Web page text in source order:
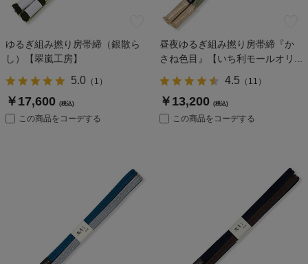
ゆるぎ組み撚り房帯締（銀散ら
し）【翠嵐工房】
5.0（ 1 ）
￥17,600 (税込)
この商品をコーデする
昼夜ゆるぎ組み撚り房帯締『か
さね色目』【いち利モールオリ...
4.5 （ 11 ）
￥13,200 (税込)
この商品をコーデする